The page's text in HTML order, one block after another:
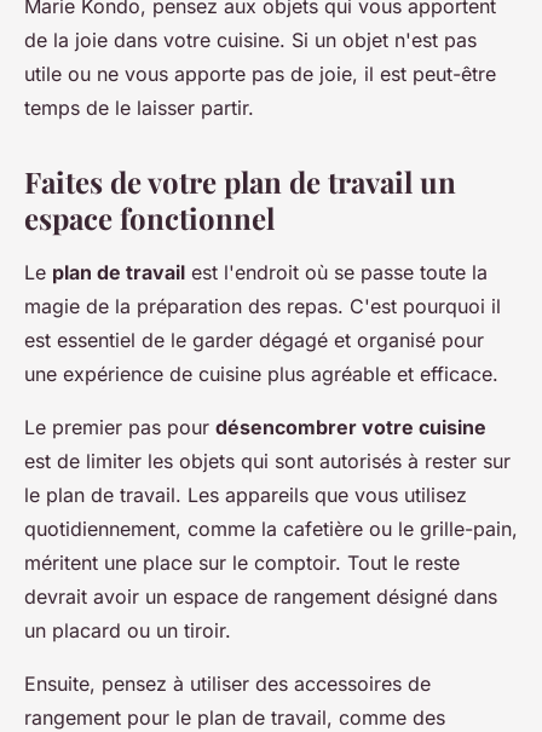
Marie Kondo, pensez aux objets qui vous apportent
de la joie dans votre cuisine. Si un objet n'est pas
utile ou ne vous apporte pas de joie, il est peut-être
temps de le laisser partir.
Faites de votre plan de travail un
espace fonctionnel
Le plan de travail est l'endroit où se passe toute la
magie de la préparation des repas. C'est pourquoi il
est essentiel de le garder dégagé et organisé pour
une expérience de cuisine plus agréable et efficace.
Le premier pas pour désencombrer votre cuisine
est de limiter les objets qui sont autorisés à rester sur
le plan de travail. Les appareils que vous utilisez
quotidiennement, comme la cafetière ou le grille-pain,
méritent une place sur le comptoir. Tout le reste
devrait avoir un espace de rangement désigné dans
un placard ou un tiroir.
Ensuite, pensez à utiliser des accessoires de
rangement pour le plan de travail, comme des